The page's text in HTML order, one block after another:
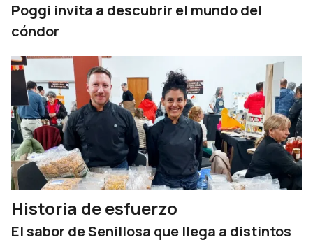
Poggi invita a descubrir el mundo del
cóndor
Historia de esfuerzo
El sabor de Senillosa que llega a distintos